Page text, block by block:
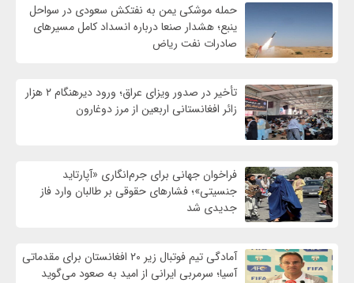
حمله موشکی یمن به نفتکش سعودی در سواحل
ینبع؛ هشدار صنعا درباره انسداد کامل مسیرهای
صادرات نفت ریاض
تأخیر در صدور ویزای عراق؛ ورود دیرهنگام ۲ هزار
زائر افغانستانی اربعین از مرز دوغارون
فراخوان جهانی برای جرم‌انگاری «آپارتاید
جنسیتی»؛ فشارهای حقوقی بر طالبان وارد فاز
جدیدی شد
آمادگی تیم فوتبال زیر ۲۰ افغانستان برای مقدماتی
آسیا؛ سرمربی ایرانی از امید به صعود می‌گوید